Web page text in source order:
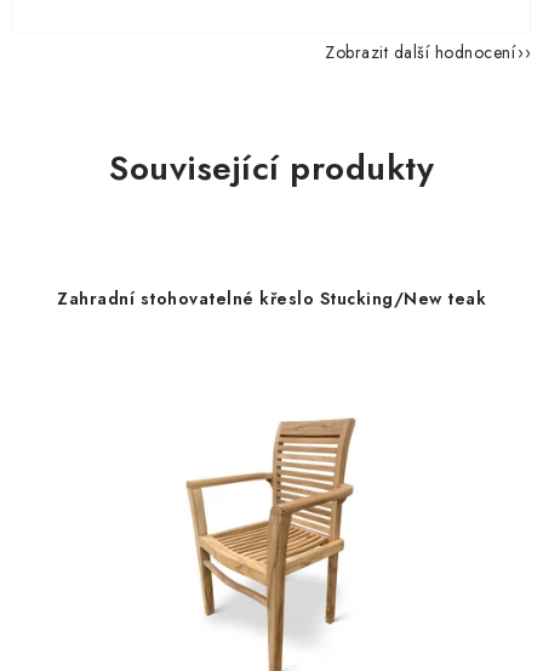
Zobrazit další hodnocení
Související produkty
Zahradní stohovatelné křeslo Stucking/New teak